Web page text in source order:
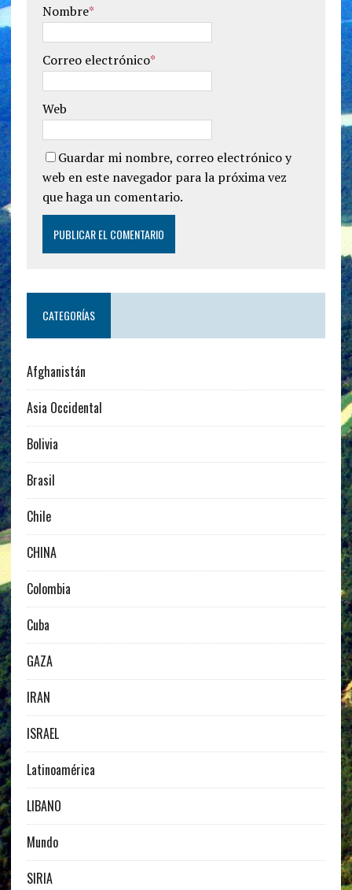
Nombre*
Correo electrónico*
Web
Guardar mi nombre, correo electrónico y
web en este navegador para la próxima vez
que haga un comentario.
CATEGORÍAS
Afghanistán
Asia Occidental
Bolivia
Brasil
Chile
CHINA
Colombia
Cuba
GAZA
IRAN
ISRAEL
Latinoamérica
LIBANO
Mundo
SIRIA